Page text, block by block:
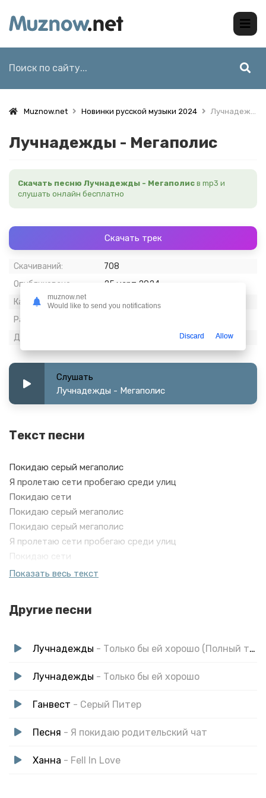
Muznow.net Новинки русской музыки 2024 Лучнадежды - Мегаполис
Лучнадежды - Мегаполис
Скачать песню Лучнадежды - Мегаполис в mp3 и
слушать онлайн бесплатно
Скачать трек
Скачиваний:
708
Опубликовано:
25 март 2024
Качество:
320 kbps, Stereo
Размер:
Длительность:
Слушать
Лучнадежды - Мегаполис
Текст песни
Покидаю серый мегаполис
Я пролетаю сети пробегаю среди улиц
Покидаю сети
Покидаю серый мегаполис
Покидаю серый мегаполис
Я пролетаю сети пробегаю среди улиц
Покидаю сети
Покидаю серый мегаполис
Покидаю сети
Показать весь текст
Другие песни
Лучнадежды - Только бы ей хорошо (Полный трек)
Лучнадежды - Только бы ей хорошо
Ганвест - Серый Питер
Песня - Я покидаю родительский чат
Ханна - Fell In Love
muznow.net
Would like to send you notifications
Discard Allow